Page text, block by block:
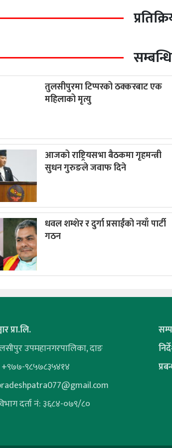
तुलसीपुरमा टिप्परको ठक्करबाट एक
महिलाको मृत्यु
आजको राष्ट्रियसभा बैठकमा गृहमन्त्री
सुधन गुरुङले जवाफ दिने
धवल शम्शेर र दुर्गा प्रसाईंको नयाँ पार्टी
गठन
प्रा.लि.
उपमहानगरपालिका, दाङ
९८५७८३५४१४
दर्ता नं: ३६८४-०७९/८०